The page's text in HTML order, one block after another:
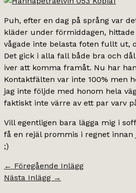
Puh, efter en dag på språng var
kläder under förmiddagen,
vågade inte belasta foten fullt ut,
Det gick i alla fall både bra och
iver att komma framåt. Nu har
Kontaktfälten var inte 100% men
jag inte följde med honom hela
faktiskt inte värre av ett par varv
Vill egentligen bara lägga mig i
få en rejäl prommis i regnet
;)
← Föregående Inlägg
Nästa Inlägg →